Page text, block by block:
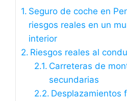
Seguro de coche en
riesgos reales en un
interior
Riesgos reales al
Carreteras de
secundarias
Desplazamientos